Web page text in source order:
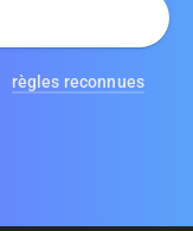
règles reconnues